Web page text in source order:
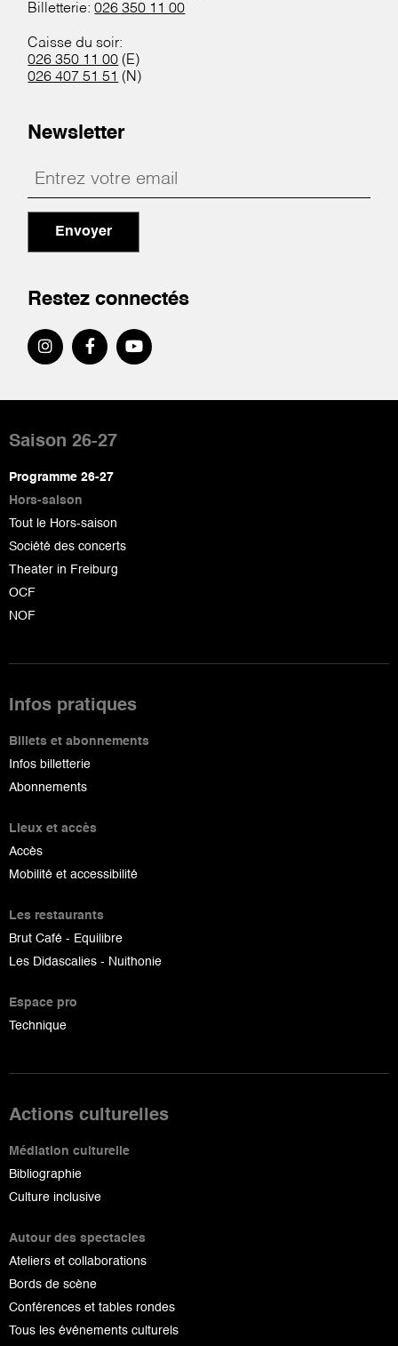
Billetterie:026 350 11 00
Caisse du soir:
026 350 11 00 (E)
026 407 51 51 (N)
Newsletter
Envoyer
Restez connectés
de
page
Saison 26-27
Programme 26-27
Hors-saison
Tout le Hors-saison
Société des concerts
Theater in Freiburg
OCF
NOF
Infos pratiques
Billets et abonnements
Infos billetterie
Abonnements
Lieux et accès
Accès
Mobilité et accessibilité
Les restaurants
Brut Café - Equilibre
Les Didascalies - Nuithonie
Espace pro
Technique
Actions culturelles
Médiation culturelle
Bibliographie
Culture inclusive
Autour des spectacles
Ateliers et collaborations
Bords de scène
Conférences et tables rondes
Tous les événements culturels